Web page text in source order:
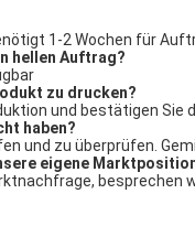
1-2 Wochen für
hellen Auftrag?
zu drucken?
und bestätigen Sie
haben?
und zu überprüfen.
eigene
besprechen